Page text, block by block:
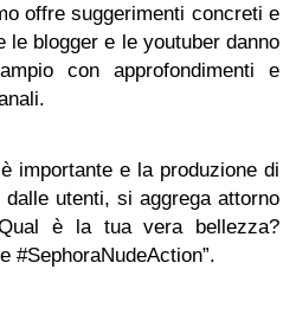
offre suggerimenti concreti e
le blogger e le youtuber danno
con approfondimenti e
importante e la produzione di
utenti, si aggrega attorno
è la tua vera bellezza?
#SephoraNudeAction”.